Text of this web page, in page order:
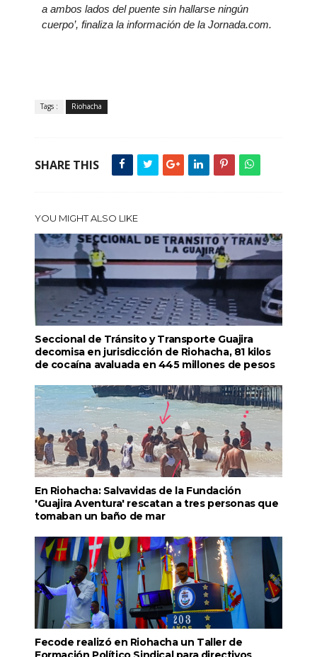
a ambos lados del puente sin hallarse ningún
cuerpo’, finaliza la información de la Jornada.com.
Tags : Riohacha
SHARE THIS
YOU MIGHT ALSO LIKE
Seccional de Tránsito y Transporte Guajira
decomisa en jurisdicción de Riohacha, 81 kilos
de cocaína avaluada en 445 millones de pesos
En Riohacha: Salvavidas de la Fundación
'Guajira Aventura' rescatan a tres personas que
tomaban un baño de mar
Fecode realizó en Riohacha un Taller de